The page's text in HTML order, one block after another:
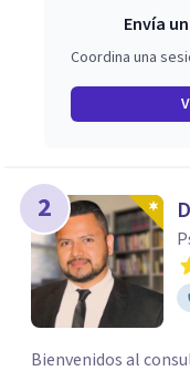
Envía
Coordina una
2
Bienvenidos al